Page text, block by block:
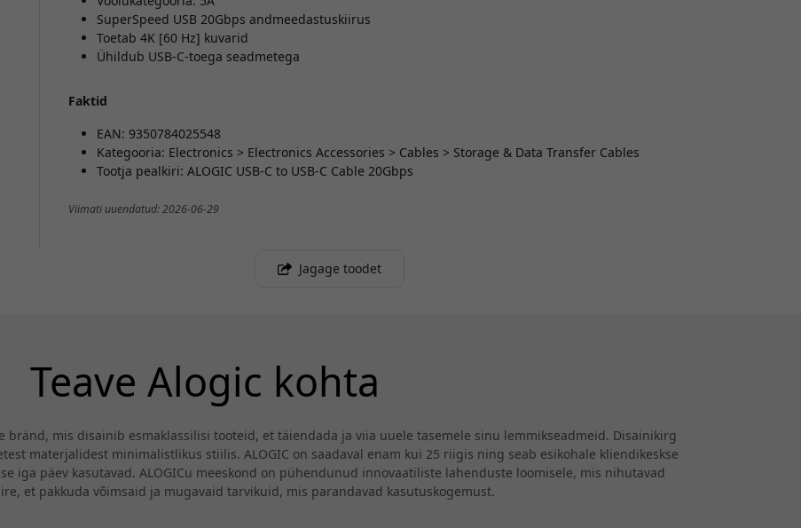
SuperSpeed USB 20Gbps andmeedastuskiirus
Toetab 4K [60 Hz] kuvarid
Ühildub USB-C-toega seadmetega
Faktid
EAN: 9350784025548
Kategooria: Electronics > Electronics Accessories > Cables > Storage & Data Transfer Cables
Tootja pealkiri: ALOGIC USB-C to USB-C Cable 20Gbps
Viimati uuendatud: 2026-06-29
Jagage toodet
Teave Alogic kohta
bränd, mis disainib esmaklassilisi tooteid, et täiendada ja viia uuele tasemele sinu lemmikseadmeid. Disainikirg
materjalidest minimalistlikus stiilis. ALOGIC on saadaval enam kui 25 riigis ning seab esikohale kliendikeskse
iga päev kasutavad. ALOGICu meeskond on pühendunud innovaatiliste lahenduste loomisele, mis nihutavad
et pakkuda võimsaid ja mugavaid tarvikuid, mis parandavad kasutuskogemust.